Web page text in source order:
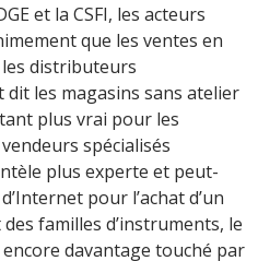
et la CSFI, les acteurs
que les ventes en
les distributeurs
les magasins sans atelier
plus vrai pour les
spécialisés
plus experte et peut-
pour l’achat d’un
familles d’instruments, le
davantage touché par